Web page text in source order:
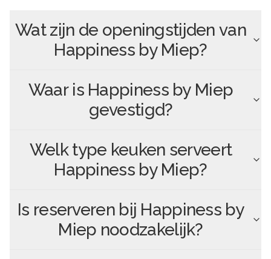
Wat zijn de openingstijden van
Happiness by Miep?
Waar is Happiness by Miep
gevestigd?
Welk type keuken serveert
Happiness by Miep?
Is reserveren bij Happiness by
Miep noodzakelijk?